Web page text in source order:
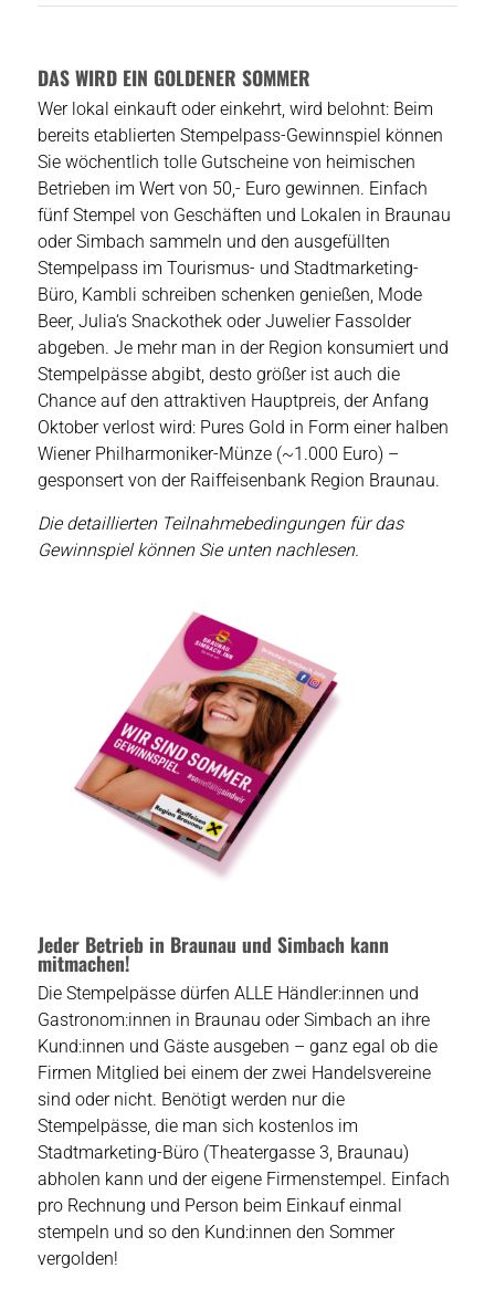
DAS WIRD EIN GOLDENER SOMMER
Wer lokal einkauft oder einkehrt, wird belohnt: Beim
bereits etablierten Stempelpass-Gewinnspiel können
Sie wöchentlich tolle Gutscheine von heimischen
Betrieben im Wert von 50,- Euro gewinnen. Einfach
fünf Stempel von Geschäften und Lokalen in Braunau
oder Simbach sammeln und den ausgefüllten
Stempelpass im Tourismus- und Stadtmarketing-
Büro, Kambli schreiben schenken genießen, Mode
Beer, Julia‘s Snackothek oder Juwelier Fassolder
abgeben. Je mehr man in der Region konsumiert und
Stempelpässe abgibt, desto größer ist auch die
Chance auf den attraktiven Hauptpreis, der Anfang
Oktober verlost wird: Pures Gold in Form einer halben
Wiener Philharmoniker-Münze (~1.000 Euro) –
gesponsert von der Raiffeisenbank Region Braunau.
Die detaillierten Teilnahmebedingungen für das
Gewinnspiel können Sie unten nachlesen.
Jeder Betrieb in Braunau und Simbach kann
mitmachen!
Die Stempelpässe dürfen ALLE Händler:innen und
Gastronom:innen in Braunau oder Simbach an ihre
Kund:innen und Gäste ausgeben – ganz egal ob die
Firmen Mitglied bei einem der zwei Handelsvereine
sind oder nicht. Benötigt werden nur die
Stempelpässe, die man sich kostenlos im
Stadtmarketing-Büro (Theatergasse 3, Braunau)
abholen kann und der eigene Firmenstempel. Einfach
pro Rechnung und Person beim Einkauf einmal
stempeln und so den Kund:innen den Sommer
vergolden!